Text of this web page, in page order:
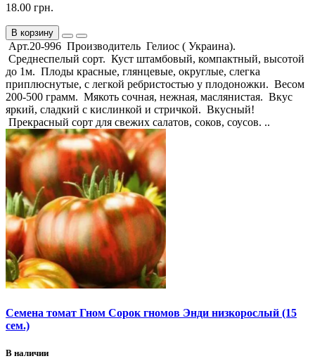
18.00 грн.
В корзину
Арт.20-996 Производитель Гелиос ( Украина).
Среднеспелый сорт. Куст штамбовый, компактный, высотой
до 1м. Плоды красные, глянцевые, округлые, слегка
приплюснутые, с легкой ребристостью у плодоножки. Весом
200-500 грамм. Мякоть сочная, нежная, маслянистая. Вкус
яркий, сладкий с кислинкой и стричкой. Вкусный!
Прекрасный сорт для свежих салатов, соков, соусов. ..
Семена томат Гном Сорок гномов Энди низкорослый (15
сем.)
В наличии